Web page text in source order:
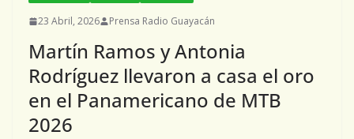
23 Abril, 2026 Prensa Radio Guayacán
Martín Ramos y Antonia
Rodríguez llevaron a casa el oro
en el Panamericano de MTB
2026